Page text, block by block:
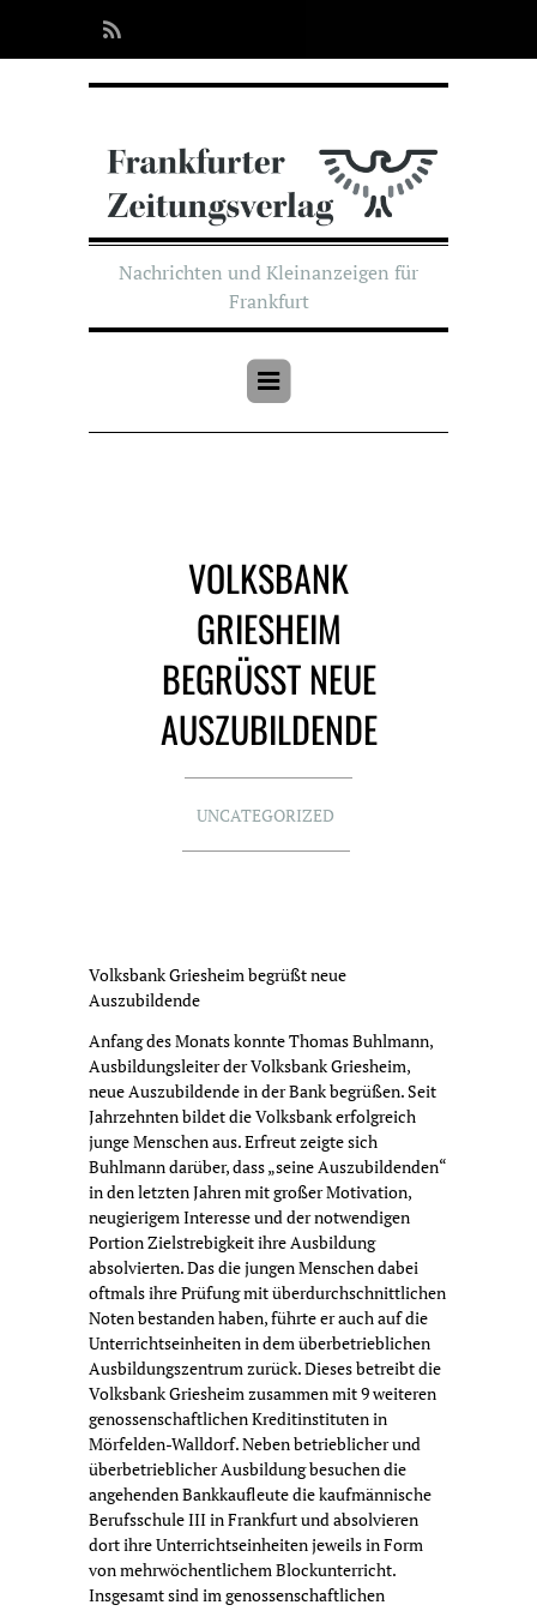
Nachrichten und Kleinanzeigen für
Frankfurt
VOLKSBANK
GRIESHEIM
BEGRÜSST NEUE A
USZUBILDENDE
UNCATEGORIZED
Volksbank Griesheim begrüßt neue
Auszubildende
Anfang des Monats konnte Thomas Buhlmann,
Ausbildungsleiter der Volksbank Griesheim,
neue Auszubildende in der Bank begrüßen. Seit
Jahrzehnten bildet die Volksbank erfolgreich
junge Menschen aus. Erfreut zeigte sich
Buhlmann darüber, dass „seine Auszubildenden“
in den letzten Jahren mit großer Motivation,
neugierigem Interesse und der notwendigen
Portion Zielstrebigkeit ihre Ausbildung
absolvierten. Das die jungen Menschen dabei
oftmals ihre Prüfung mit überdurchschnittlichen
Noten bestanden haben, führte er auch auf die
Unterrichtseinheiten in dem überbetrieblichen
Ausbildungszentrum zurück. Dieses betreibt die
Volksbank Griesheim zusammen mit 9 weiteren
genossenschaftlichen Kreditinstituten in
Mörfelden-Walldorf. Neben betrieblicher und
überbetrieblicher Ausbildung besuchen die
angehenden Bankkaufleute die kaufmännische
Berufsschule III in Frankfurt und absolvieren
dort ihre Unterrichtseinheiten jeweils in Form
von mehrwöchentlichem Blockunterricht.
Insgesamt sind im genossenschaftlichen